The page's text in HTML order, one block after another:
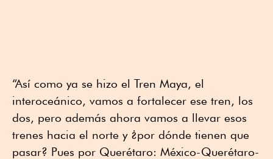
“Así como ya se hizo el Tren Maya, el
interoceánico, vamos a fortalecer ese tren, los
dos, pero además ahora vamos a llevar esos
trenes hacia el norte y ¿por dónde tienen que
pasar? Pues por Querétaro: México-Querétaro-